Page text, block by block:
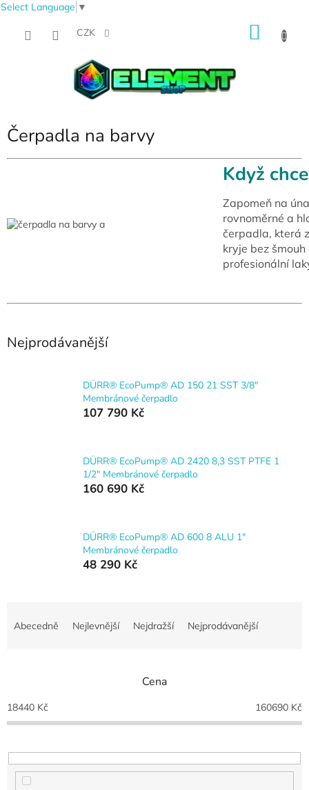
Select Language ▼
CZK
Čerpadla na barvy
Když
Zapomeň na
rovnoměrné a
čerpadla, která
kryje bez
profesionální
Nejprodávanější
DÜRR® EcoPump® AD 150 21 SST 3/8"
Membránové čerpadlo
107 790 Kč
DÜRR® EcoPump® AD 2420 8,3 SST PTFE 1
1/2" Membránové čerpadlo
160 690 Kč
DÜRR® EcoPump® AD 600 8 ALU 1"
Membránové čerpadlo
48 290 Kč
p
r
o
u
Abecedně Nejlevnější Nejdražší Nejprodávanější
Cena
18440 Kč 160690 Kč